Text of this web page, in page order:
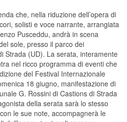
che, nella riduzione dell’opera di
solisti e voce narrante, arrangiata
Pusceddu, andrà in scena
sole, presso il parco dei
Strada (UD). La serata, interamente
nel ricco programma di eventi che
del Festival Internazionale
18 giugno, manifestazione di
G. Rossini di Castions di Strada
della serata sarà lo stesso
le sue note, accompagnerà le